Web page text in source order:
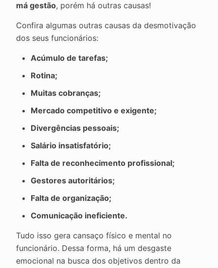
má gestão, porém há outras causas!
Confira algumas outras causas da desmotivação
dos seus funcionários:
Acúmulo de tarefas;
Rotina;
Muitas cobranças;
Mercado competitivo e exigente;
Divergências pessoais;
Salário insatisfatório;
Falta de reconhecimento profissional;
Gestores autoritários;
Falta de organização;
Comunicação ineficiente.
Tudo isso gera cansaço físico e mental no
funcionário. Dessa forma, há um desgaste
emocional na busca dos objetivos dentro da